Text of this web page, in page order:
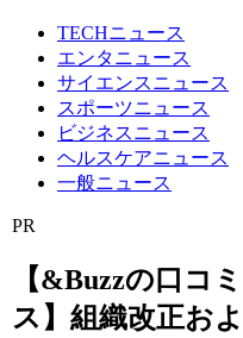
TECHニュース
エンタニュース
サイエンスニュース
スポーツニュース
ビジネスニュース
ヘルスケアニュース
一般ニュース
PR
【&Buzzの口コ
ス】組織改正お